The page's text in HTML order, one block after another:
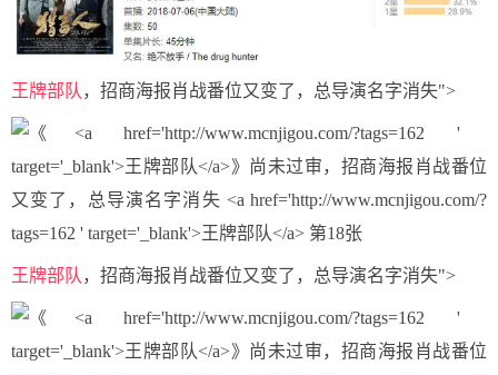
王牌部队 ，招商海报肖战番位又变了，总导演名字消失">
王牌部队 ，招商海报肖战番位又变了，总导演名字消失">